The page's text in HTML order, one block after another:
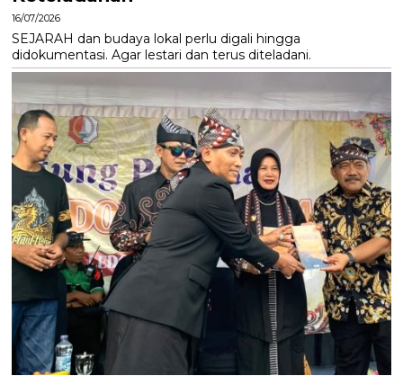
16/07/2026
SEJARAH dan budaya lokal perlu digali hingga
didokumentasi. Agar lestari dan terus diteladani.